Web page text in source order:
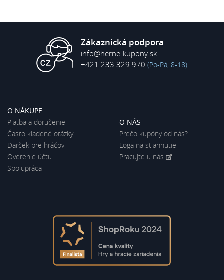
Zákaznická podpora
info@herne-kupony.sk
+421 233 329 970 (Po-Pá, 8-18)
O NÁKUPE
Platba a doručenie
Často kladené otázky
Darček pre hráčov
Overenie účtu
Spolupráca
O NÁS
Prečo kupóny od nás?
Loga na stiahnutie
Pracujte u nás